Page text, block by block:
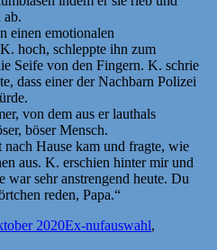
ab.
einen emotionalen
hoch, schleppte ihn zum
Seife von den Fingern. K. schrie
dass einer der Nachbarn Polizei
von dem aus er lauthals
böser Mensch.
Hause kam und fragte, wie
aus. K. erschien hinter mir und
war sehr anstrengend heute. Du
reden, Papa.“
2020Kategorien
Ex-nufSchlagwörter
auswahl,